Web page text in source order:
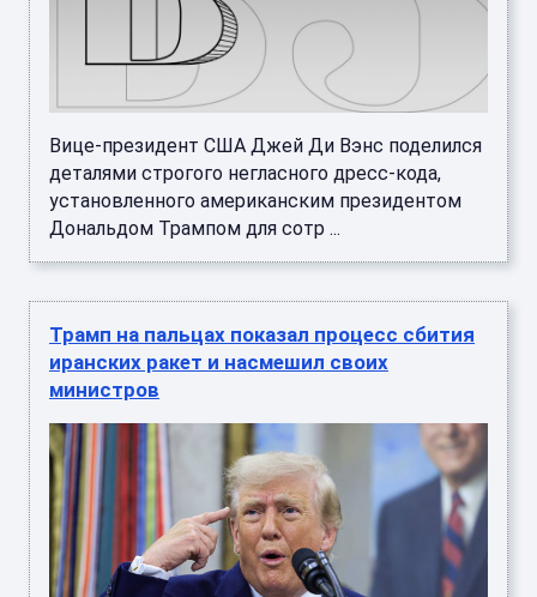
Вице-президент США Джей Ди Вэнс поделился
деталями строгого негласного дресс-кода,
установленного американским президентом
Дональдом Трампом для сотр ...
Трамп на пальцах показал процесс сбития
иранских ракет и насмешил своих
министров